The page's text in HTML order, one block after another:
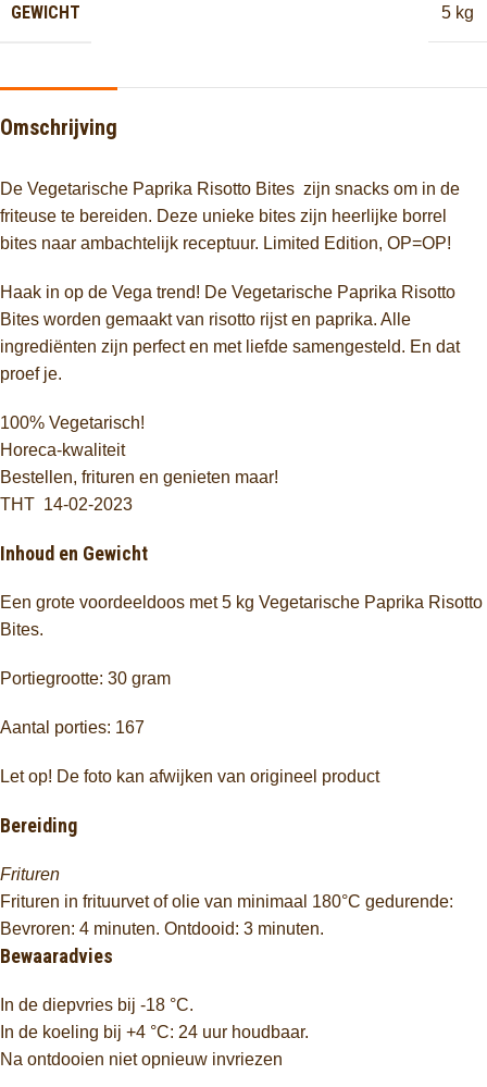
GEWICHT 5 kg
Omschrijving
De Vegetarische Paprika Risotto Bites zijn snacks om in de
friteuse te bereiden. Deze unieke bites zijn heerlijke borrel
bites naar ambachtelijk receptuur. Limited Edition, OP=OP!
Haak in op de Vega trend! De Vegetarische Paprika Risotto
Bites worden gemaakt van risotto rijst en paprika. Alle
ingrediënten zijn perfect en met liefde samengesteld. En dat
proef je.
100% Vegetarisch!
Horeca-kwaliteit
Bestellen, frituren en genieten maar!
THT 14-02-2023
Inhoud en Gewicht
Een grote voordeeldoos met 5 kg Vegetarische Paprika Risotto
Bites.
Portiegrootte: 30 gram
Aantal porties: 167
Let op! De foto kan afwijken van origineel product
Bereiding
Frituren
Frituren in frituurvet of olie van minimaal 180°C gedurende:
Bevroren: 4 minuten. Ontdooid: 3 minuten.
Bewaaradvies
In de diepvries bij -18 °C.
In de koeling bij +4 °C: 24 uur houdbaar.
Na ontdooien niet opnieuw invriezen